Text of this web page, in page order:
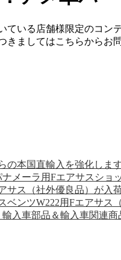
いる店舗様限定のコン
きましてはこちらから
の本国直輸入を強化します
メーラ用Fエアサスショ
サス（社外優良品）が入
ベンツW222用Fエアサス
入車部品＆輸入車関連